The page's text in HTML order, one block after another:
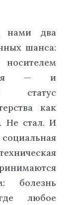
нами два
шанса:
— и
статус
как
Не стал. И
болезнь
любое